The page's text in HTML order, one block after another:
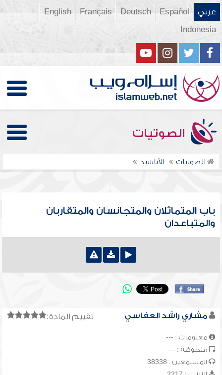
عربي Español
Deutsch
Français
English
Indonesia
الصوتيات
الصوتيات الأناشيد
باب المتماثلان والمتجانسان والمتقاربان
والمتباعدان
تقييم المادة: مشاري راشد العفاسي
معلومات : ---
ملحوظة : ---
المستمعين : 38338